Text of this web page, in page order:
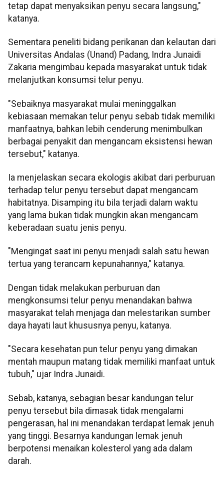
tetap dapat menyaksikan penyu secara langsung,"
katanya.
Sementara peneliti bidang perikanan dan kelautan dari
Universitas Andalas (Unand) Padang, Indra Junaidi
Zakaria mengimbau kepada masyarakat untuk tidak
melanjutkan konsumsi telur penyu.
"Sebaiknya masyarakat mulai meninggalkan
kebiasaan memakan telur penyu sebab tidak memiliki
manfaatnya, bahkan lebih cenderung menimbulkan
berbagai penyakit dan mengancam eksistensi hewan
tersebut," katanya.
Ia menjelaskan secara ekologis akibat dari perburuan
terhadap telur penyu tersebut dapat mengancam
habitatnya. Disamping itu bila terjadi dalam waktu
yang lama bukan tidak mungkin akan mengancam
keberadaan suatu jenis penyu.
"Mengingat saat ini penyu menjadi salah satu hewan
tertua yang terancam kepunahannya," katanya.
Dengan tidak melakukan perburuan dan
mengkonsumsi telur penyu menandakan bahwa
masyarakat telah menjaga dan melestarikan sumber
daya hayati laut khususnya penyu, katanya.
"Secara kesehatan pun telur penyu yang dimakan
mentah maupun matang tidak memiliki manfaat untuk
tubuh," ujar Indra Junaidi.
Sebab, katanya, sebagian besar kandungan telur
penyu tersebut bila dimasak tidak mengalami
pengerasan, hal ini menandakan terdapat lemak jenuh
yang tinggi. Besarnya kandungan lemak jenuh
berpotensi menaikan kolesterol yang ada dalam
darah.